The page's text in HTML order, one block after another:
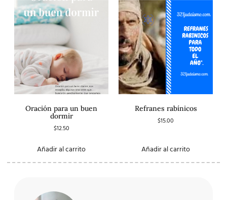
Oración para un buen
dormir
$12.50
Añadir al carrito
Refranes rabínicos
$15.00
Añadir al carrito